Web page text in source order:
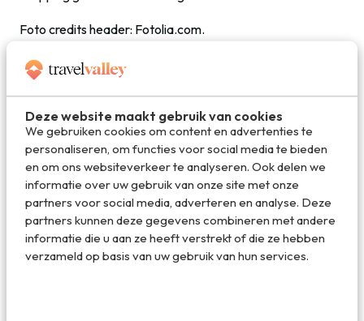
Deze website maakt gebruik van cookies
We gebruiken cookies om content en advertenties te
personaliseren, om functies voor social media te bieden
en om ons websiteverkeer te analyseren. Ook delen we
informatie over uw gebruik van onze site met onze
partners voor social media, adverteren en analyse. Deze
partners kunnen deze gegevens combineren met andere
informatie die u aan ze heeft verstrekt of die ze hebben
verzameld op basis van uw gebruik van hun services.
Foto credits header: Fotolia.com.
Deel dit artikel
Deel via E-mail
Deel op WhatsApp